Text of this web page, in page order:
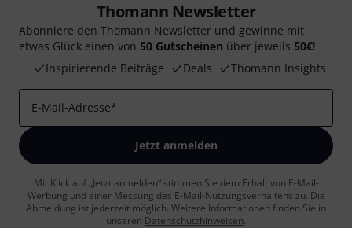
Thomann Newsletter
Abonniere den Thomann Newsletter und gewinne mit
etwas Glück einen von 50 Gutscheinen über jeweils 50€!
Inspirierende Beiträge
Deals Thomann Insights
E-Mail-Adresse*
Jetzt anmelden
Mit Klick auf „Jetzt anmelden“ stimmen Sie dem Erhalt von E-Mail-
Werbung und einer Messung des E-Mail-Nutzungsverhaltens zu. Die
Abmeldung ist jederzeit möglich. Weitere Informationen finden Sie in
unseren Datenschutzhinweisen.